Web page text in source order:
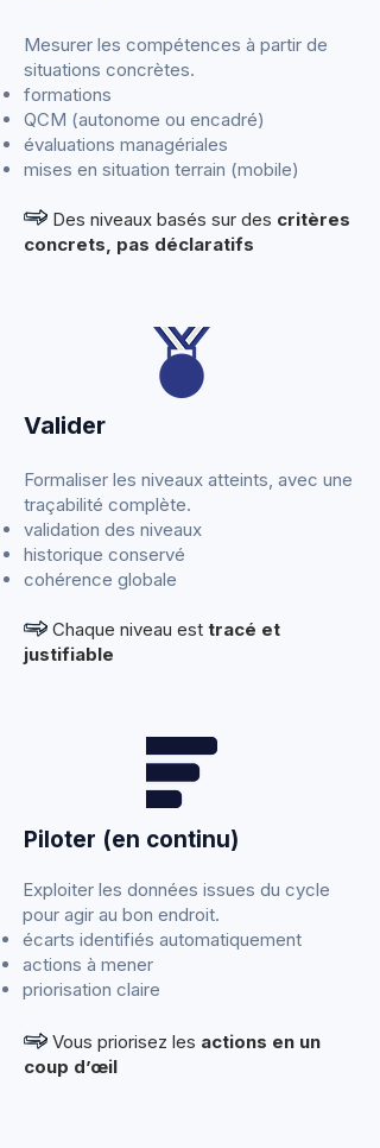
Mesurer les compétences à partir de
situations concrètes.
formations
QCM (autonome ou encadré)
évaluations managériales
mises en situation terrain (mobile)
Des niveaux basés sur des critères
concrets, pas déclaratifs
Valider
Formaliser les niveaux atteints, avec une
traçabilité complète.
validation des niveaux
historique conservé
cohérence globale
Chaque niveau est tracé et
justifiable
Piloter (en continu)
Exploiter les données issues du cycle
pour agir au bon endroit.
écarts identifiés automatiquement
actions à mener
priorisation claire
​ Vous priorisez les actions en un
coup d’œil